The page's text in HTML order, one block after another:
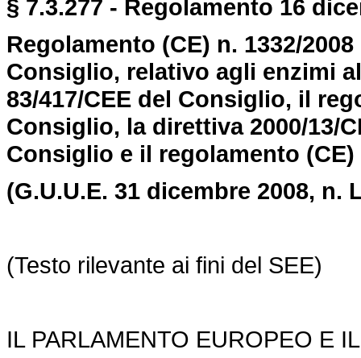
§ 7.3.277 - Regolamento 16
Regolamento (CE) n. 1332/
Consiglio, relativo agli enzimi
83/417/CEE del Consiglio, il
Consiglio, la direttiva 2000/13/
Consiglio e il regolamento (CE)
(G.U.U.E. 31 dicembre 2008, n.
(Testo rilevante ai fini del SEE)
IL PARLAMENTO EUROPEO E